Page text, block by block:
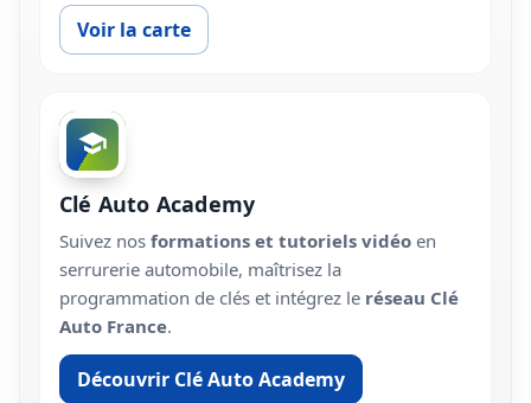
Voir la carte
Clé Auto Academy
Suivez nos formations et tutoriels vidéo en
serrurerie automobile, maîtrisez la
programmation de clés et intégrez le réseau Clé
Auto France.
Découvrir Clé Auto Academy